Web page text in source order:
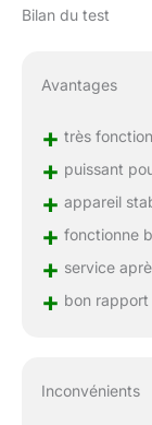
Bilan du test
Avantages
+ très
+ puissant
+ appareil
+ fonctionne
+ service
+ bon
Inconvénients